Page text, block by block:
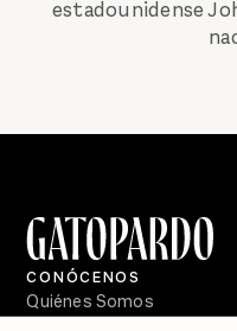
estadounidense
CONÓCENOS
Quiénes Somos